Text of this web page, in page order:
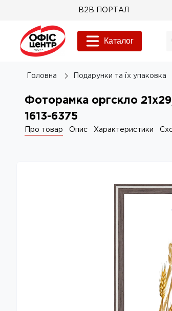
B2B ПОРТАЛ
Каталог
Головна Подарунки та їх упаковка
Фоторамка оргскло
1613-6375
Про товар Опис Характеристики